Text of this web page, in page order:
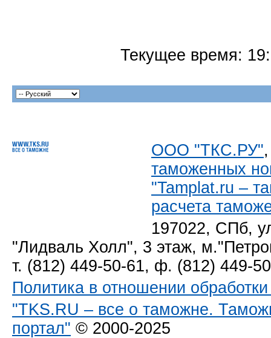
Текущее время:
ООО "ТКС.РУ"
таможенных
"Tamplat.ru –
расчета
197022, СПб,
"Лидваль Холл", 3 этаж,
т. (812) 449-50-61, ф. (812) 449-
Политика в отношении
"TKS.RU – все о таможне.
портал" © 2000-2025